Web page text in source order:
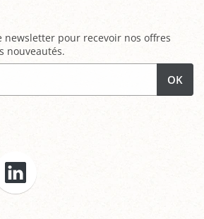
newsletter pour recevoir nos offres
nouveautés.
OK